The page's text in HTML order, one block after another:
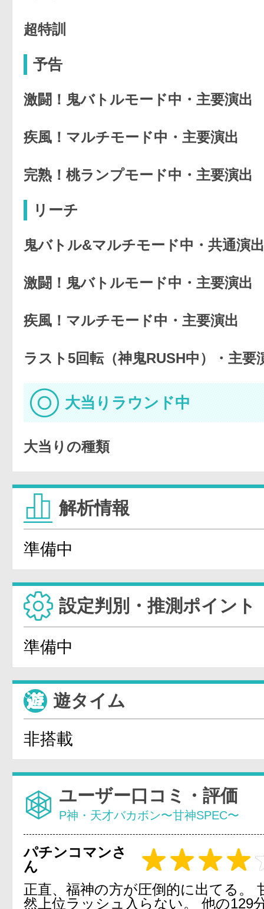
超特訓
予告
激闘！鬼バトルモード中・主要演出
疾風！マルチモード中・主要演出
完熟！桃ランプモード中・主要演出
リーチ
鬼バトル&マルチモード中・共通演出
激闘！鬼バトルモード中・主要演出
疾風！マルチモード中・主要演出
ラスト5回転（神鬼RUSH中）・主要
大当りラウンド中
大当りの種類
解析情報
準備中
設定判別・推測ポイント
準備中
遊タイム
非搭載
ユーザー口コミ・評価
P神・天才バカボン〜甘神SPEC〜
パチンコマンさ
ん
正直、福神の方が圧倒的に出てる。
然上位ラッシュ入らない。 他の129